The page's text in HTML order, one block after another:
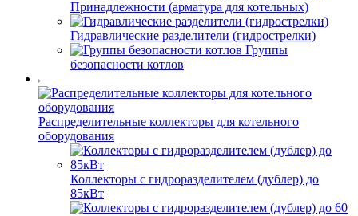
Принадлежности (арматура для котельных)
Гидравлические разделители (гидрострелки)
Группы
безопасности котлов
Распределительные коллекторы для котельного
оборудования
Коллекторы с гидроразделителем (дублер) до
85кВт